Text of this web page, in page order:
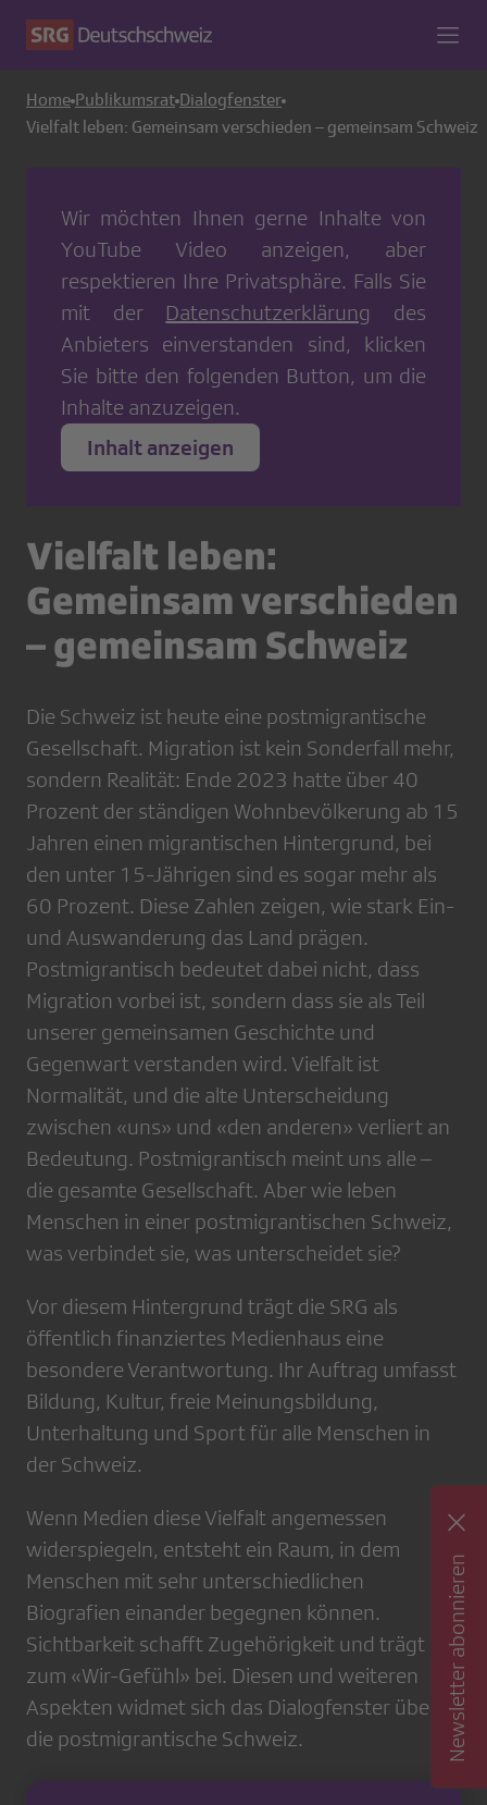
Home Publikumsrat Dialogfenster
Vielfalt leben: Gemeinsam verschieden – gemeinsam Schweiz
Wir möchten Ihnen gerne Inhalte von
YouTube Video anzeigen, aber
respektieren Ihre Privatsphäre. Falls Sie
mit der Datenschutzerklärung
des
Anbieters einverstanden sind, klicken
Sie bitte den folgenden Button, um die
Inhalte anzuzeigen.
Inhalt anzeigen
Vielfalt leben:
Gemeinsam verschieden
– gemeinsam Schweiz
Die Schweiz ist heute eine postmigrantische
Gesellschaft. Migration ist kein Sonderfall mehr,
sondern Realität: Ende 2023 hatte über 40
Prozent der ständigen Wohnbevölkerung ab 15
Jahren einen migrantischen Hintergrund, bei
den unter 15-Jährigen sind es sogar mehr als
60 Prozent. Diese Zahlen zeigen, wie stark Ein-
und Auswanderung das Land prägen.
Postmigrantisch bedeutet dabei nicht, dass
Migration vorbei ist, sondern dass sie als Teil
unserer gemeinsamen Geschichte und
Gegenwart verstanden wird. Vielfalt ist
Normalität, und die alte Unterscheidung
zwischen «uns» und «den anderen» verliert an
Bedeutung. Postmigrantisch meint uns alle –
die gesamte Gesellschaft. Aber wie leben
Menschen in einer postmigrantischen Schweiz,
was verbindet sie, was unterscheidet sie?
Vor diesem Hintergrund trägt die SRG als
öffentlich finanziertes Medienhaus eine
besondere Verantwortung. Ihr Auftrag umfasst
Bildung, Kultur, freie Meinungsbildung,
Unterhaltung und Sport für alle Menschen in
der Schweiz.
Wenn Medien diese Vielfalt angemessen
widerspiegeln, entsteht ein Raum, in dem
Menschen mit sehr unterschiedlichen
Biografien einander begegnen können.
Sichtbarkeit schafft Zugehörigkeit und trägt
zum «Wir-Gefühl» bei. Diesen und weiteren
Aspekten widmet sich das Dialogfenster über
die postmigrantische Schweiz.
Newsletter abonnieren